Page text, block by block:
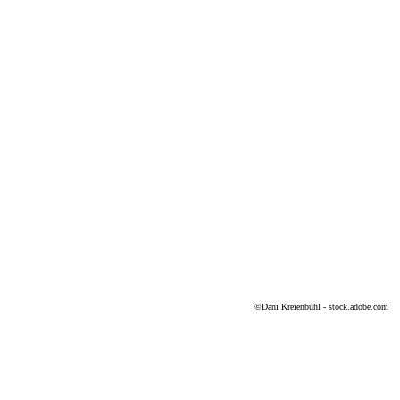
©Dani Kreienbühl - stock.adobe.com